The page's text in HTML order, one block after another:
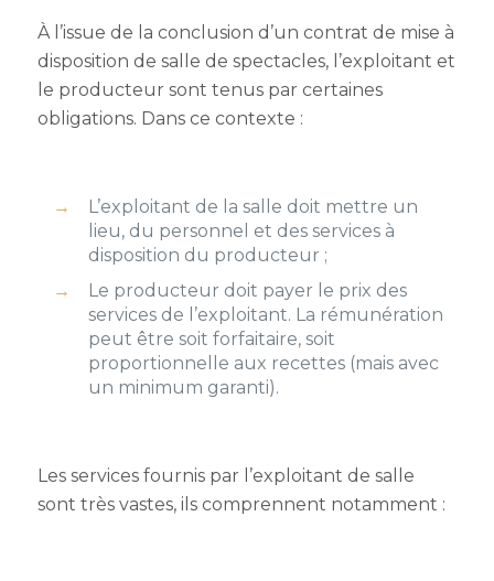
À l’issue de la conclusion d’un contrat de mise à
disposition de salle de spectacles, l’exploitant et
le producteur sont tenus par certaines
obligations. Dans ce contexte :
L’exploitant de la salle doit mettre un
lieu, du personnel et des services à
disposition du producteur ;
Le producteur doit payer le prix des
services de l’exploitant. La rémunération
peut être soit forfaitaire, soit
proportionnelle aux recettes (mais avec
un minimum garanti).
Les services fournis par l’exploitant de salle
sont très vastes, ils comprennent notamment :